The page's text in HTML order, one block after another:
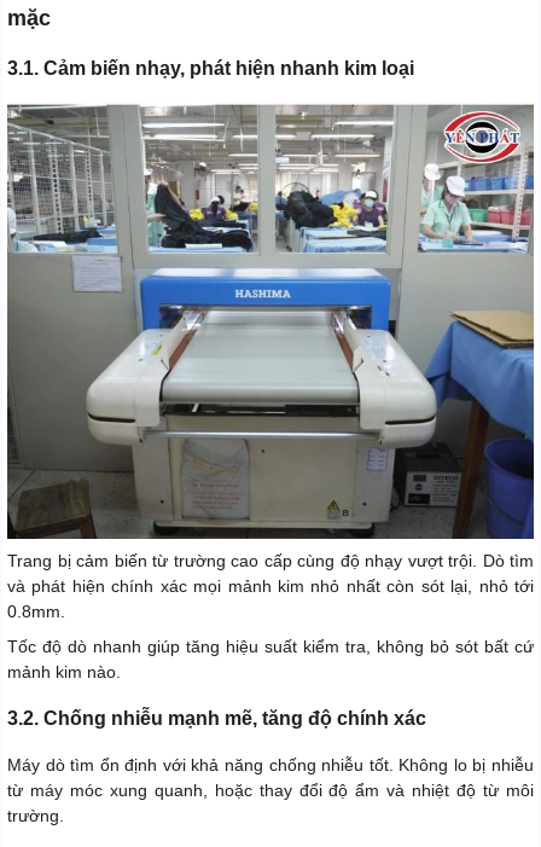
mặc
3.1. Cảm biến nhạy, phát hiện nhanh kim loại
Trang bị cảm biến từ trường cao cấp cùng độ nhạy vượt trội. Dò tìm
và phát hiện chính xác mọi mảnh kim nhỏ nhất còn sót lại, nhỏ tới
0.8mm.
Tốc độ dò nhanh giúp tăng hiệu suất kiểm tra, không bỏ sót bất cứ
mảnh kim nào.
3.2. Chống nhiễu mạnh mẽ, tăng độ chính xác
Máy dò tìm ổn định với khả năng chống nhiễu tốt. Không lo bị nhiễu
từ máy móc xung quanh, hoặc thay đổi độ ẩm và nhiệt độ từ môi
trường.